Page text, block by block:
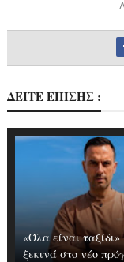
ΔΕΙΤΕ ΕΠΙΣΗΣ :
«Όλα είναι
ξεκινά στο νέο